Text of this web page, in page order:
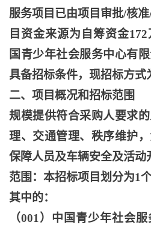
服务项目已由项目审批/核
目资金来源为自筹资金
国青少年社会服务中心有
具备招标条件，现招标方式
二、项目概况和招标范围
规模提供符合采购人要求
理、交通管理、秩序维护，
保障人员及车辆安全及活动
范围：本招标项目划分为1
其中的：
（001）中国青少年社会